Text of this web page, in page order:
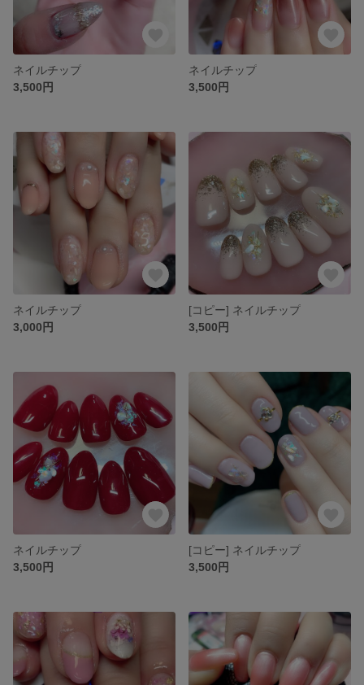
ネイルチップ
3,500円
ネイルチップ
3,500円
ネイルチップ
3,000円
[コピー] ネイルチップ
3,500円
ネイルチップ
3,500円
[コピー] ネイルチップ
3,500円